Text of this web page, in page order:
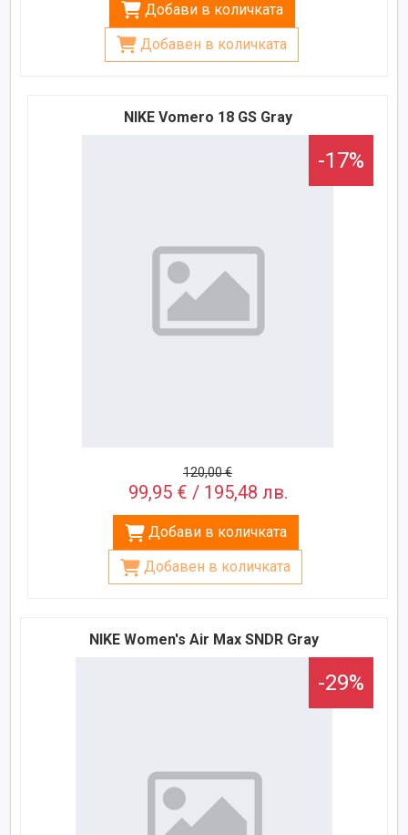
Добави в количката
Добавен в количката
NIKE Vomero 18 GS Gray
-17%
120,00 €
99,95 € / 195,48 лв.
Добави в количката
Добавен в количката
NIKE Women's Air Max SNDR Gray
-29%